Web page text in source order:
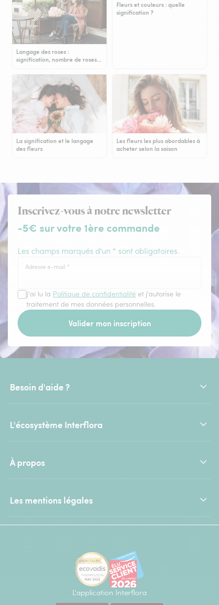
Langage des roses :
signification, nombre de roses…
Fleurs et couleurs : quelle
signification ?
La signification et le langage
des fleurs
Les fleurs les plus abordables à
acheter selon la saison
Inscrivez-vous à notre newsletter
-5€ sur votre 1ère commande
Les champs marqués d'un * sont obligatoires.
Adresse e-mail *
J'ai lu la Politique de confidentialité et j'autorise le
traitement de mes données personnelles.
Valider mon inscription
Besoin d'aide ?
L'écosystème Interflora
À propos
Les mentions légales
L'application Interflora